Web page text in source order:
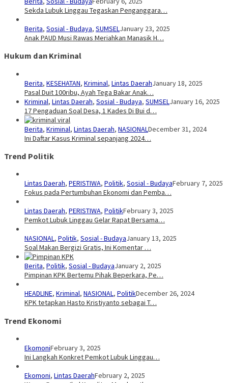
Sekda Lubuk Linggau Tegaskan Penganggara…
Berita, Sosial - Budaya, SUMSELJanuary 23, 2025
Anak PAUD Musi Rawas Meriahkan Manasik H…
Hukum dan Kriminal
Berita, KESEHATAN, Kriminal, Lintas DaerahJanuary 18, 2025
Pasal Duit 100ribu, Ayah Tega Bakar Anak…
Kriminal, Lintas Daerah, Sosial - Budaya, SUMSELJanuary 16, 2025
17 Pengaduan Soal Desa, 1 Kades Di Bui d…
Berita, Kriminal, Lintas Daerah, NASIONALDecember 31, 2024
Ini Daftar Kasus Kriminal sepanjang 2024…
Trend Politik
Lintas Daerah, PERISTIWA, Politik, Sosial - BudayaFebruary 7, 2025
Fokus pada Pertumbuhan Ekonomi dan Pemba…
Lintas Daerah, PERISTIWA, PolitikFebruary 3, 2025
Pemkot Lubuk Linggau Gelar Rapat Bersama…
NASIONAL, Politik, Sosial - BudayaJanuary 13, 2025
Soal Makan Bergizi Gratis, Ini Komentar …
Berita, Politik, Sosial - BudayaJanuary 2, 2025
Pimpinan KPK Bertemu Pihak Beperkara, Pe…
HEADLINE, Kriminal, NASIONAL, PolitikDecember 26, 2024
KPK tetapkan Hasto Kristiyanto sebagai T…
Trend Ekonomi
EkomoniFebruary 3, 2025
Ini Langkah Konkret Pemkot Lubuk Linggau…
Ekomoni, Lintas DaerahFebruary 2, 2025